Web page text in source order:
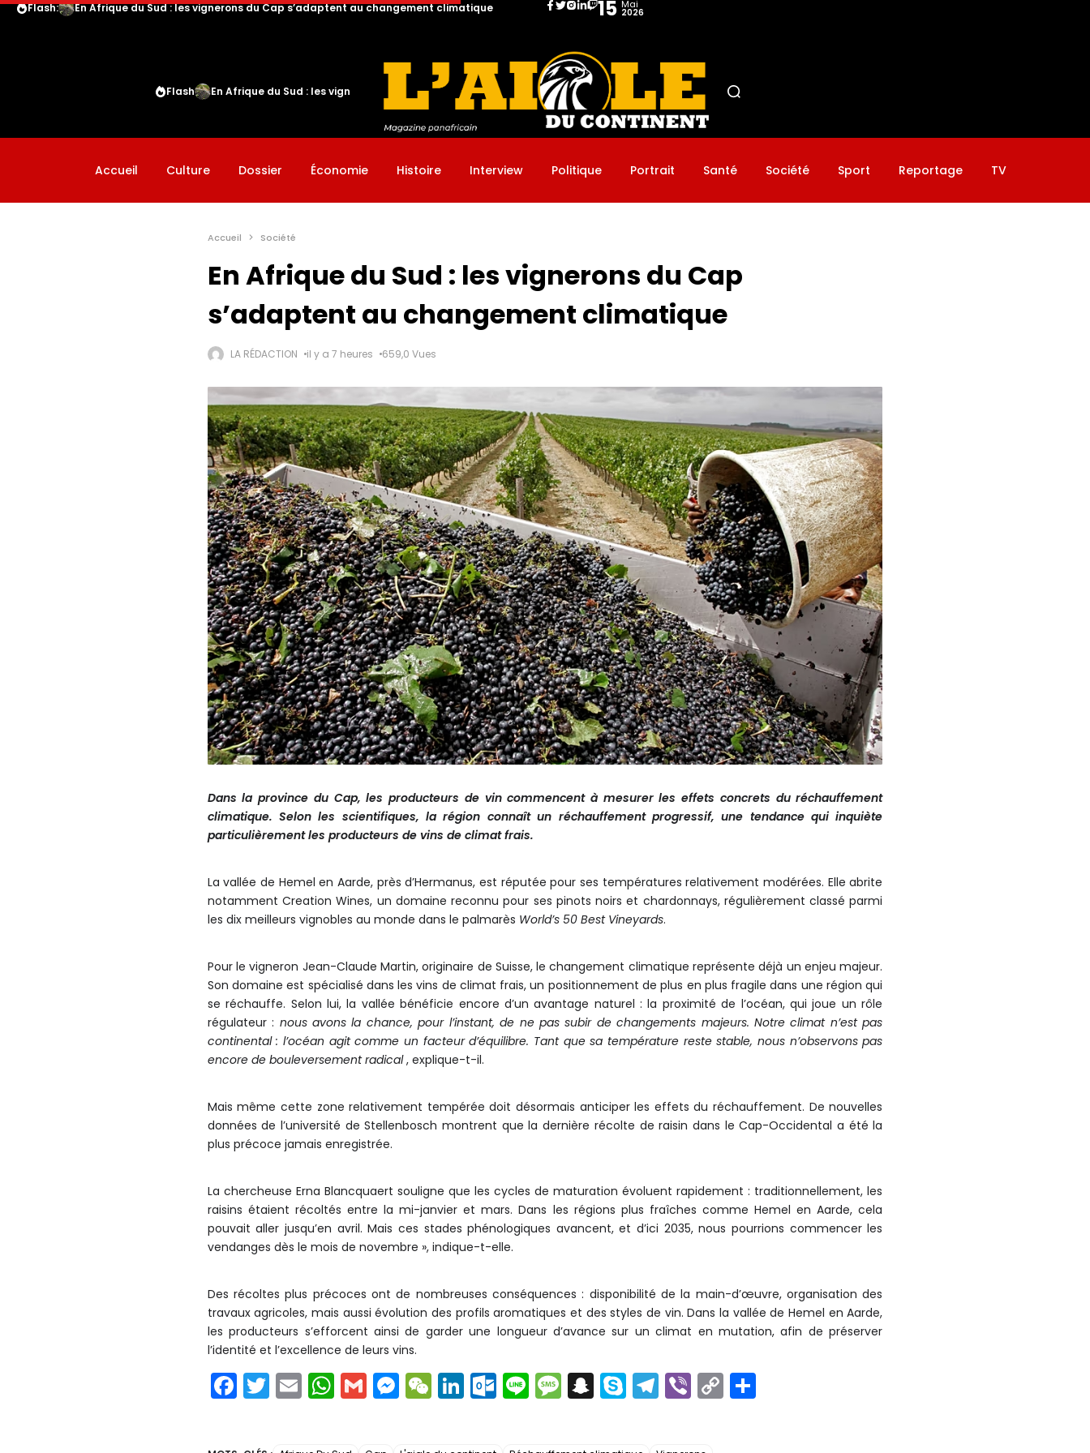
Flash: En Afrique du Sud : les vignerons du Cap s’adaptent au changement climatique 15 Mai
2026
Flash En Afrique du Sud : les vignerons du Cap s’adaptent au changement climatique
Accueil Culture Dossier Économie Histoire Interview Politique Portrait Santé Société Sport Reportage TV
Accueil Société
En Afrique du Sud : les vignerons du Cap
s’adaptent au changement climatique
LA RÉDACTION il y a 7 heures 659,0 Vues
Dans la province du Cap, les producteurs de vin commencent à mesurer les effets concrets du réchauffement
climatique.Selon les scientifiques, la région connaît un réchauffement progressif, une tendance qui inquiète
particulièrement les producteurs de vins de climat frais.
La vallée de Hemel en Aarde, près d’Hermanus, est réputée pour ses températures relativement modérées. Elle abrite
notamment Creation Wines, un domaine reconnu pour ses pinots noirs et chardonnays, régulièrement classé parmi
les dix meilleurs vignobles au monde dans le palmarès World’s 50 Best Vineyards.
Pour le vigneron Jean-Claude Martin, originaire de Suisse, le changement climatique représente déjà un enjeu majeur.
Son domaine est spécialisé dans les vins de climat frais, un positionnement de plus en plus fragile dans une région qui
se réchauffe. Selon lui, la vallée bénéficie encore d’un avantage naturel : la proximité de l’océan, qui joue un rôle
régulateur : nous avons la chance, pour l’instant, de ne pas subir de changements majeurs. Notre climat n’est pas
continental : l’océan agit comme un facteur d’équilibre. Tant que sa température reste stable, nous n’observons pas
encore de bouleversement radical, explique-t-il.
Mais même cette zone relativement tempérée doit désormais anticiper les effets du réchauffement. De nouvelles
données de l’université de Stellenbosch montrent que la dernière récolte de raisin dans le Cap-Occidental a été la
plus précoce jamais enregistrée.
La chercheuse Erna Blancquaert souligne que les cycles de maturation évoluent rapidement : traditionnellement, les
raisins étaient récoltés entre la mi-janvier et mars. Dans les régions plus fraîches comme Hemel en Aarde, cela
pouvait aller jusqu’en avril. Mais ces stades phénologiques avancent, et d’ici 2035, nous pourrions commencer les
vendanges dès le mois de novembre », indique-t-elle.
Des récoltes plus précoces ont de nombreuses conséquences : disponibilité de la main-d’œuvre, organisation des
travaux agricoles, mais aussi évolution des profils aromatiques et des styles de vin. Dans la vallée de Hemel en Aarde,
les producteurs s’efforcent ainsi de garder une longueur d’avance sur un climat en mutation, afin de préserver
l’identité et l’excellence de leurs vins.
F
a
T
w
E
m
W
h
G
m
M
e
W
e
Li
n
O
ut
Li
n
M
e
S
n
S
k
T
el
Vi
b
C
o
P